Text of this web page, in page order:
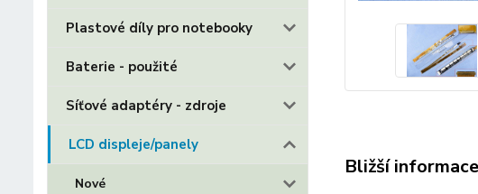
Plastové díly pro notebooky
Baterie - použité
Síťové adaptéry - zdroje
LCD displeje/panely
Nové
Bližší informace